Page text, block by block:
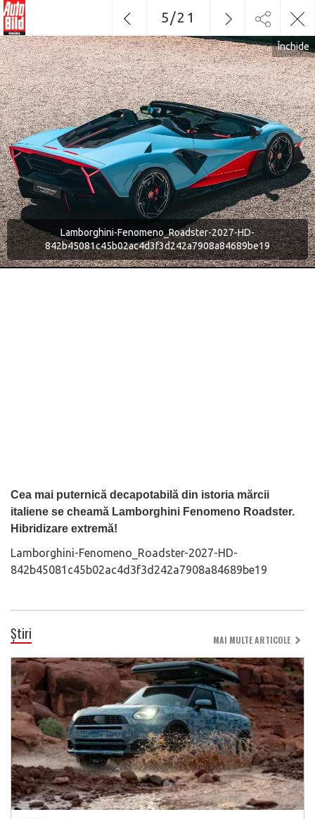
Lamborghini-Fenomeno_Roadster-2027-HD-
842b45081c45b02ac4d3f3d242a7908a84689be19
Cea mai puternică decapotabilă din istoria mărcii
italiene se cheamă Lamborghini Fenomeno Roadster.
Hibridizare extremă!
Lamborghini-Fenomeno_Roadster-2027-HD-
842b45081c45b02ac4d3f3d242a7908a84689be19
Închide
5/21
Știri MAI MULTE ARTICOLE